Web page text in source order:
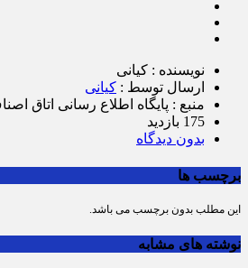
نویسنده : کیانی
ارسال توسط : کیانی
منبع : پایگاه اطلاع رسانی اتاق
175 بازدید
بدون دیدگاه
برچسب ها
این مطلب بدون برچسب می باشد.
نوشته های مشابه